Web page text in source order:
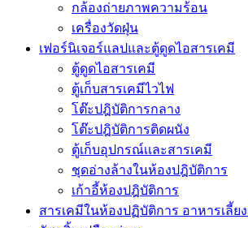
กล้องถ่ายภาพความร้อน
เครื่องวัดฝุ่น
เฟอร์นิเจอร์แลปและตู้ดูดไอสารเคมี
ตู้ดูดไอสารเคมี
ตู้เก็บสารเคมีไวไฟ
โต๊ะปฎิบัติการกลาง
โต๊ะปฎิบัติการติดผนัง
ตู้เก็บอุปกรณ์เเละสารเคมี
ชุดอ่างล้างในห้องปฎิบัติการ
เก้าอี้ห้องปฎิบัติการ
สารเคมีในห้องปฏิบัติการ อาหารเลี้ย